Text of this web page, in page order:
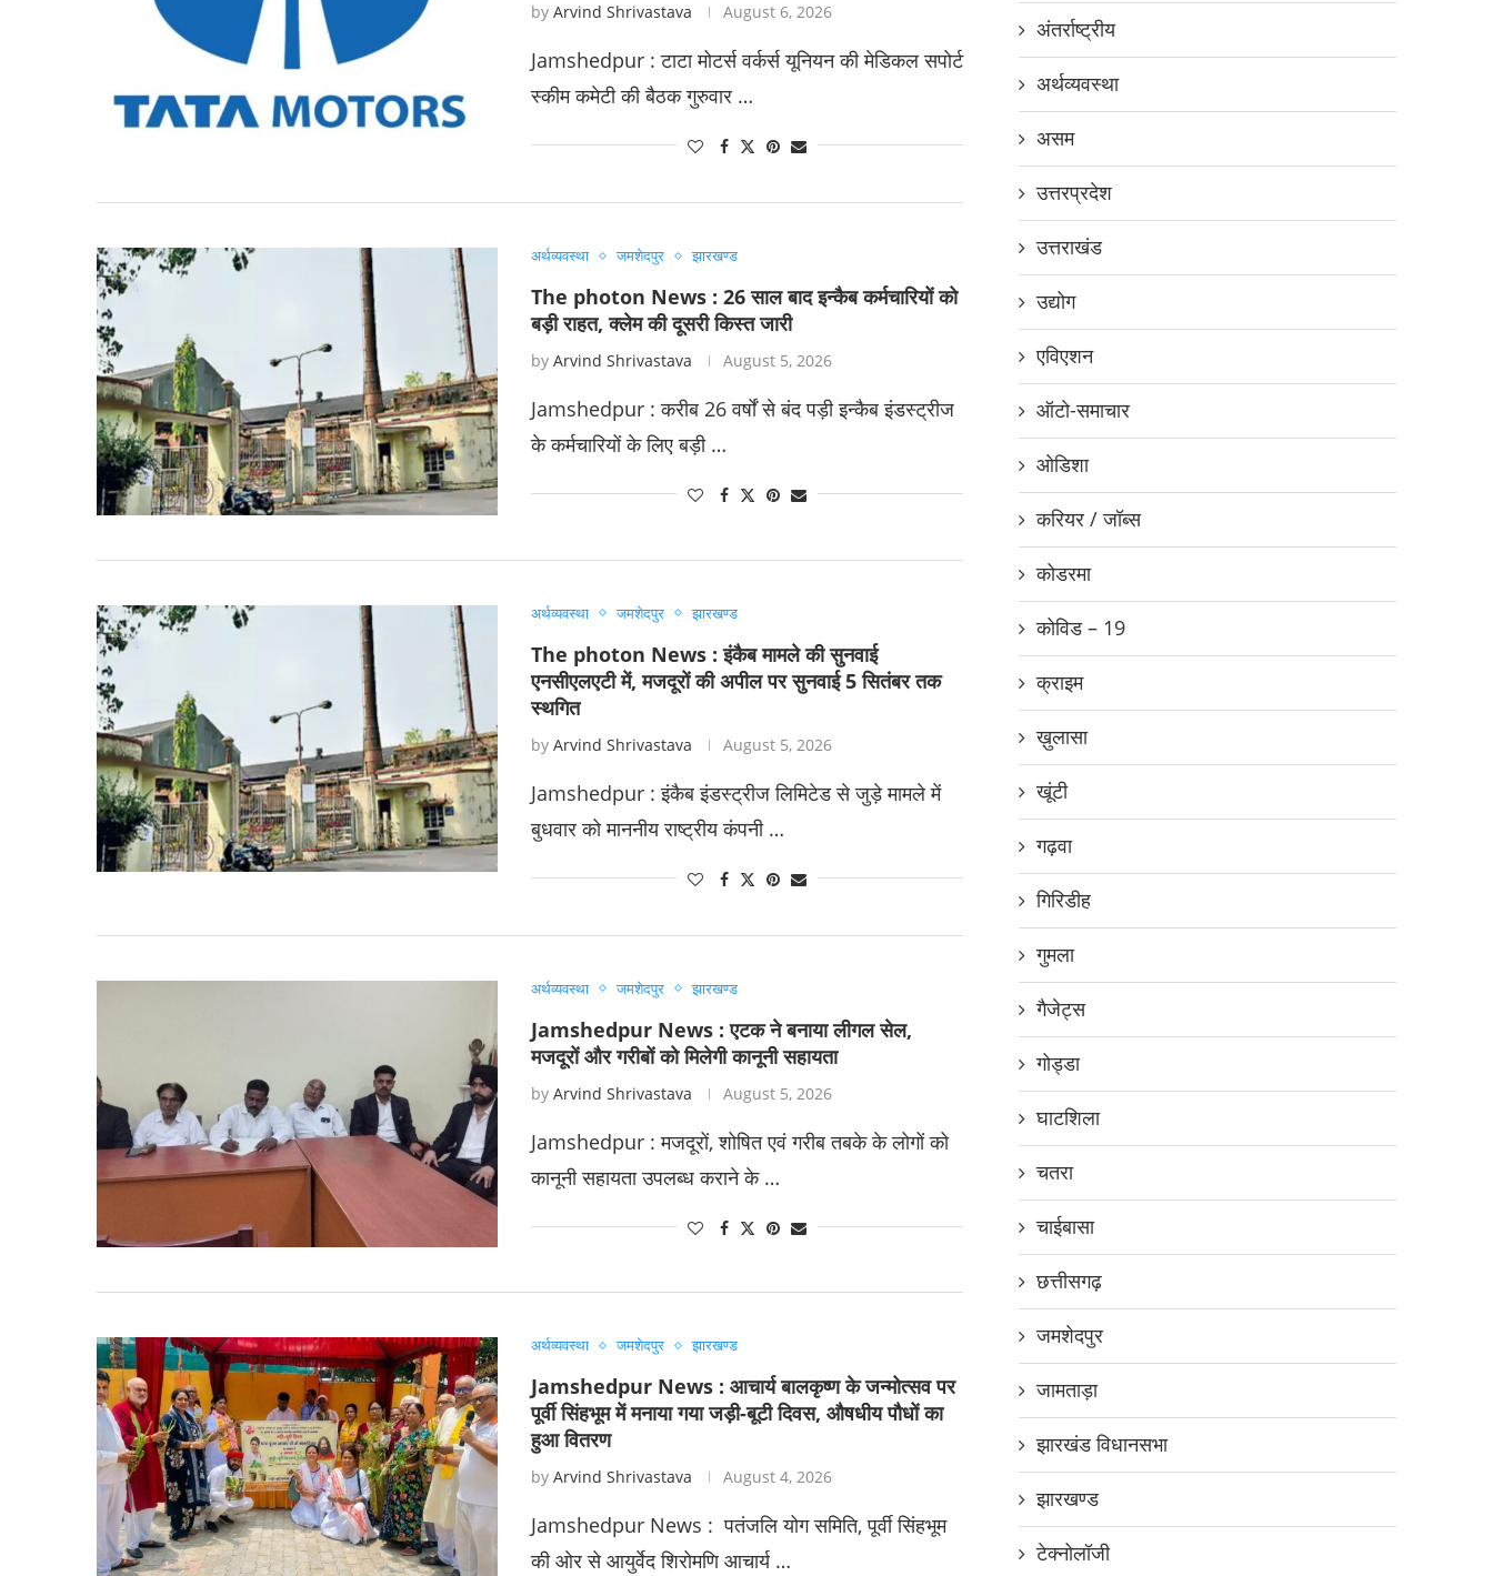
by Arvind Shrivastava August 6, 2026
Jamshedpur : टाटा मोटर्स वर्कर्स यूनियन की मेडिकल सपोर्ट
स्कीम कमेटी की बैठक गुरुवार …
अर्थव्यवस्था जमशेदपुर झारखण्ड
The photon News : 26 साल बाद इन्कैब कर्मचारियों को
बड़ी राहत, क्लेम की दूसरी किस्त जारी
by Arvind Shrivastava August 5, 2026
Jamshedpur : करीब 26 वर्षों से बंद पड़ी इन्कैब इंडस्ट्रीज
के कर्मचारियों के लिए बड़ी …
अर्थव्यवस्था जमशेदपुर झारखण्ड
The photon News : इंकैब मामले की सुनवाई
एनसीएलएटी में, मजदूरों की अपील पर सुनवाई 5 सितंबर तक
स्थगित
by Arvind Shrivastava August 5, 2026
Jamshedpur : इंकैब इंडस्ट्रीज लिमिटेड से जुड़े मामले में
बुधवार को माननीय राष्ट्रीय कंपनी …
अर्थव्यवस्था जमशेदपुर झारखण्ड
Jamshedpur News : एटक ने बनाया लीगल सेल,
मजदूरों और गरीबों को मिलेगी कानूनी सहायता
by Arvind Shrivastava August 5, 2026
Jamshedpur : मजदूरों, शोषित एवं गरीब तबके के लोगों को
कानूनी सहायता उपलब्ध कराने के …
अर्थव्यवस्था जमशेदपुर झारखण्ड
Jamshedpur News : आचार्य बालकृष्ण के जन्मोत्सव पर
पूर्वी सिंहभूम में मनाया गया जड़ी-बूटी दिवस, औषधीय पौधों का
हुआ वितरण
by Arvind Shrivastava August 4, 2026
Jamshedpur News : पतंजलि योग समिति, पूर्वी सिंहभूम
की ओर से आयुर्वेद शिरोमणि आचार्य …
अंतर्राष्ट्रीय
अर्थव्यवस्था
असम
उत्तरप्रदेश
उत्तराखंड
उद्योग
एविएशन
ऑटो-समाचार
ओडिशा
करियर / जॉब्स
कोडरमा
कोविड – 19
क्राइम
ख़ुलासा
खूंटी
गढ़वा
गिरिडीह
गुमला
गैजेट्स
गोड्डा
घाटशिला
चतरा
चाईबासा
छत्तीसगढ़
जमशेदपुर
जामताड़ा
झारखंड विधानसभा
झारखण्ड
टेक्नोलॉजी